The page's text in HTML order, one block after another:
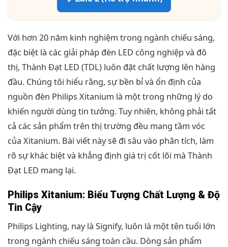
Với hơn 20 năm kinh nghiệm trong ngành chiếu sáng,
đặc biệt là các giải pháp đèn LED công nghiệp và đô
thị, Thành Đạt LED (TDL) luôn đặt chất lượng lên hàng
đầu. Chúng tôi hiểu rằng, sự bền bỉ và ổn định của
nguồn đèn Philips Xitanium là một trong những lý do
khiến người dùng tin tưởng. Tuy nhiên, không phải tất
cả các sản phẩm trên thị trường đều mang tầm vóc
của Xitanium. Bài viết này sẽ đi sâu vào phân tích, làm
rõ sự khác biệt và khẳng định giá trị cốt lõi mà Thành
Đạt LED mang lại.
Philips Xitanium: Biểu Tượng Chất Lượng & Độ
Tin Cậy
Philips Lighting, nay là Signify, luôn là một tên tuổi lớn
trong ngành chiếu sáng toàn cầu. Dòng sản phẩm